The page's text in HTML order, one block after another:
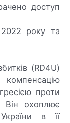
доступ
року та
(RD4U)
проти
охоплює
в її